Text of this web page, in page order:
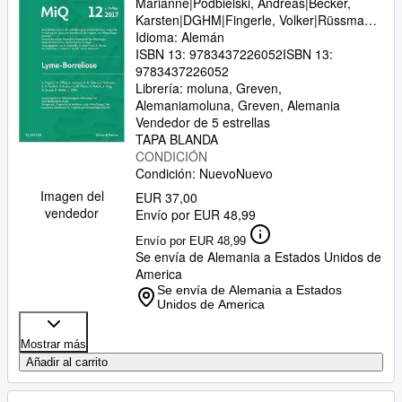
Torsten M.; Ehl, Stephan; Ehrhard,
Ingrid; Ehrich, Jochen H.H.; Ehrt,
Oliver; Engelsberger, Ilse;
Fingerle, Volker; Fleischhack,
Gudrun; Flemmig, Thomas;
Forster, Johannes; Franz, Axel; F
Imagen del
vendedor
Karsten|DGHM|Fingerle, Volker|Rüssmann,
Holger
Idioma: Alemán
ISBN 13: 9783437226052ISBN 13:
9783437226052
Librería: moluna, Greven,
Alemaniamoluna, Greven, Alemania
Vendedor de 5 estrellas
TAPA BLANDA
CONDICIÓN
Condición: NuevoNuevo
EUR 37,00
Envío por EUR 48,99
Envío por EUR 48,99
Se envía de Alemania a Estados Unidos de
America
Se envía de Alemania a Estados
Unidos de America
Mostrar más
Añadir al carrito